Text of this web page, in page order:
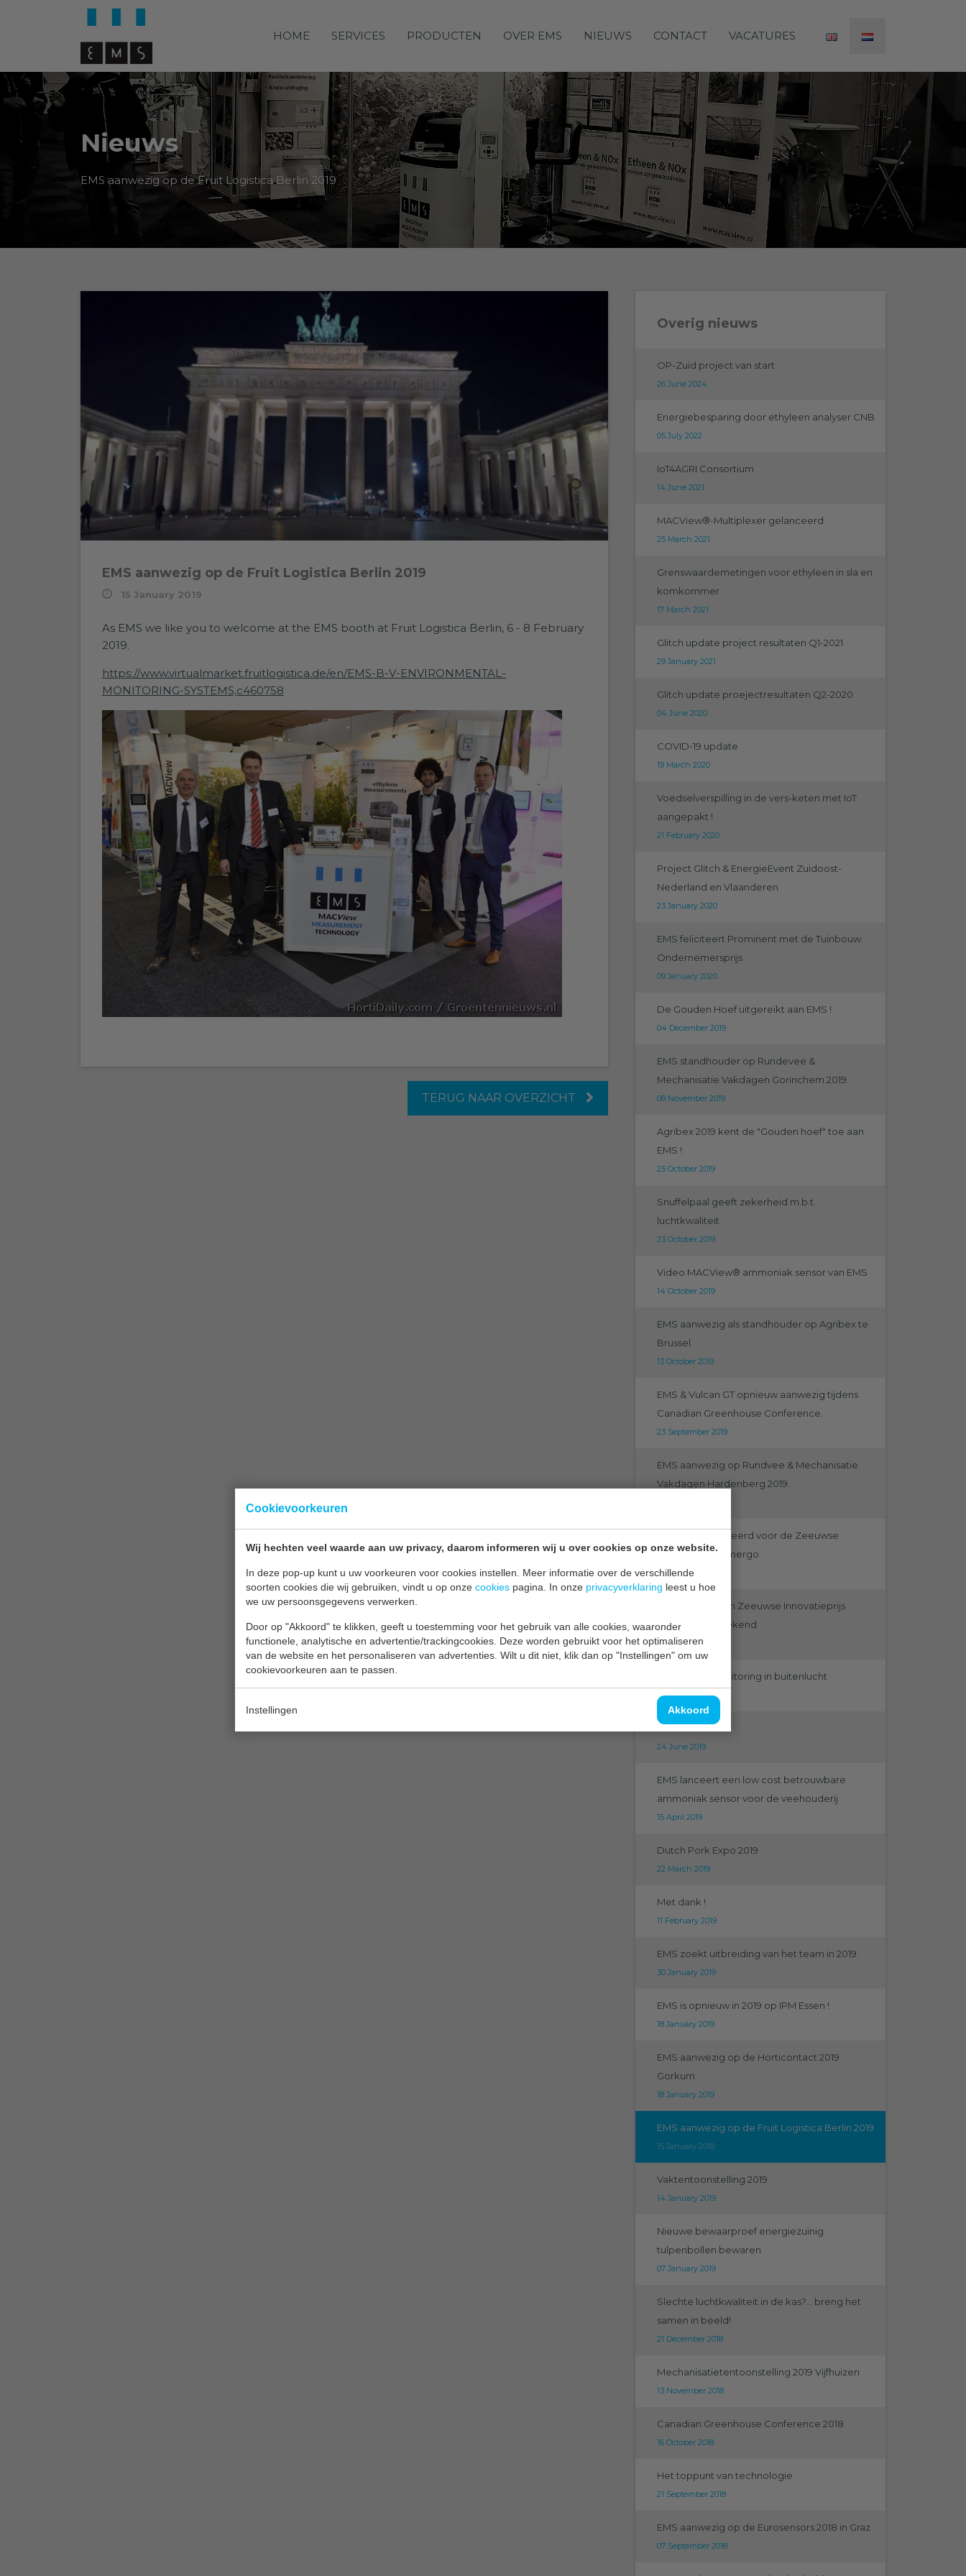
Cookievoorkeuren
Wij hechten veel waarde aan uw privacy, daarom informeren wij u over cookies op onze website.
In deze pop-up kunt u uw voorkeuren voor cookies instellen. Meer informatie over de verschillende
soorten cookies die wij gebruiken, vindt u op onze cookies pagina. In onze privacyverklaring leest u hoe
we uw persoonsgegevens verwerken.
Door op "Akkoord" te klikken, geeft u toestemming voor het gebruik van alle cookies, waaronder
functionele, analytische en advertentie/trackingcookies. Deze worden gebruikt voor het optimaliseren
van de website en het personaliseren van advertenties. Wilt u dit niet, klik dan op "Instellingen" om uw
cookievoorkeuren aan te passen.
Instellingen Akkoord
HOME SERVICES PRODUCTEN OVER EMS NIEUWS CONTACT VACATURES
Nieuws
EMS aanwezig op de Fruit Logistica Berlin 2019
EMS aanwezig op de Fruit Logistica Berlin 2019
15 January 2019
As EMS we like you to welcome at the EMS booth at Fruit Logistica Berlin, 6 - 8 February
2019.
https://www.virtualmarket.fruitlogistica.de/en/EMS-B-V-ENVIRONMENTAL-
MONITORING-SYSTEMS,c460758
TERUG NAAR OVERZICHT
Overig nieuws
OP-Zuid project van start
26 June 2024
Energiebesparing door ethyleen analyser CNB
05 July 2022
IoT4AGRI Consortium
14 June 2021
MACView®-Multiplexer gelanceerd
25 March 2021
Grenswaardemetingen voor ethyleen in sla en
komkommer
17 March 2021
Glitch update project resultaten Q1-2021
29 January 2021
Glitch update proejectresultaten Q2-2020
04 June 2020
COVID-19 update
19 March 2020
Voedselverspilling in de vers-keten met IoT
aangepakt !
21 February 2020
Project Glitch & EnergieEvent Zuidoost-
Nederland en Vlaanderen
23 January 2020
EMS feliciteert Prominent met de Tuinbouw
Ondernemersprijs
09 January 2020
De Gouden Hoef uitgereikt aan EMS !
04 December 2019
EMS standhouder op Rundevee &
Mechanisatie Vakdagen Gorinchem 2019.
08 November 2019
Agribex 2019 kent de "Gouden hoef" toe aan
EMS !
25 October 2019
Snuffelpaal geeft zekerheid m.b.t.
luchtkwaliteit
23 October 2019
Video MACView® ammoniak sensor van EMS
14 October 2019
EMS aanwezig als standhouder op Agribex te
Brussel.
13 October 2019
EMS & Vulcan GT opnieuw aanwezig tijdens
Canadian Greenhouse Conference.
23 September 2019
EMS aanwezig op Rundvee & Mechanisatie
Vakdagen Hardenberg 2019.
EMS is genomineerd voor de Zeeuwse
Innovatieprijs Emergo
12 September 2019
Genomineerden Zeeuwse Innovatieprijs
Emergo 2019 bekend
12 September 2019
Ammoniak monitoring in buitenlucht
31 August 2019
Greentech 2019
24 June 2019
EMS lanceert een low cost betrouwbare
ammoniak sensor voor de veehouderij
15 April 2019
Dutch Pork Expo 2019
22 March 2019
Met dank !
11 February 2019
EMS zoekt uitbreiding van het team in 2019
30 January 2019
EMS is opnieuw in 2019 op IPM Essen !
18 January 2019
EMS aanwezig op de Horticontact 2019
Gorkum
18 January 2019
EMS aanwezig op de Fruit Logistica Berlin 2019
15 January 2019
Vaktentoonstelling 2019
14 January 2019
Nieuwe bewaarproef energiezuinig
tulpenbollen bewaren
07 January 2019
Slechte luchtkwaliteit in de kas?... breng het
samen in beeld!
21 December 2018
Mechanisatietentoonstelling 2019 Vijfhuizen
13 November 2018
Canadian Greenhouse Conference 2018
16 October 2018
Het toppunt van technologie
21 September 2018
EMS aanwezig op de Eurosensors 2018 in Graz
07 September 2018